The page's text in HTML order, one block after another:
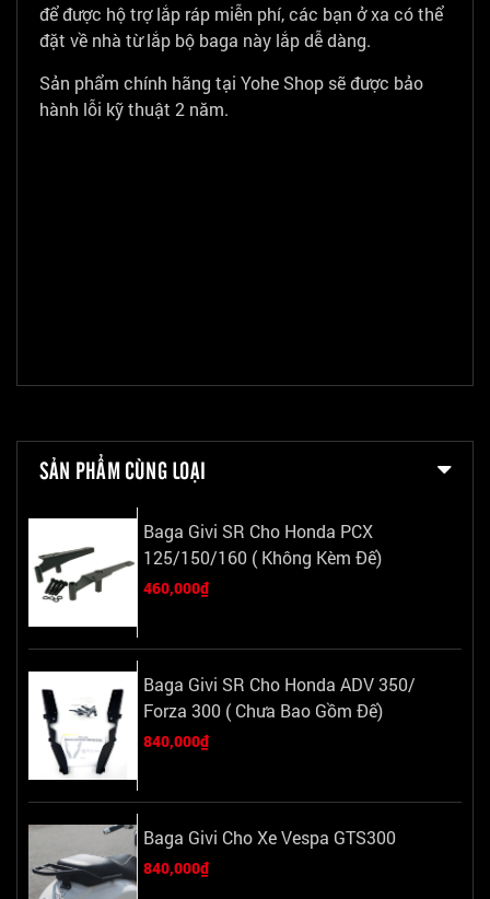
để được hộ trợ lắp ráp miễn phí, các bạn ở xa có thể
đặt về nhà từ lắp bộ baga này lắp dễ dàng.
Sản phẩm chính hãng tại Yohe Shop sẽ được bảo
hành lỗi kỹ thuật 2 năm.
SẢN PHẨM CÙNG LOẠI
Baga Givi SR Cho Honda PCX
125/150/160 ( Không Kèm Đế)
460,000₫
Baga Givi SR Cho Honda ADV 350/
Forza 300 ( Chưa Bao Gồm Đế)
840,000₫
Baga Givi Cho Xe Vespa GTS300
840,000₫